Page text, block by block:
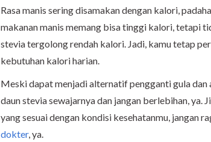
Rasa manis sering disamakan dengan kalori,
makanan manis memang bisa tinggi kalori, tetapi
stevia tergolong rendah kalori. Jadi, kamu tetap
kebutuhan kalori harian.
Meski dapat menjadi alternatif pengganti gula
daun stevia sewajarnya dan jangan berlebihan,
yang sesuai dengan kondisi kesehatanmu, jangan
dokter, ya.